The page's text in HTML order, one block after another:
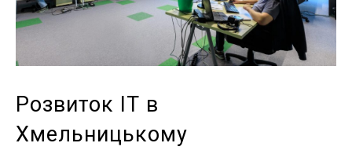
Розвиток ІТ в
Хмельницькому